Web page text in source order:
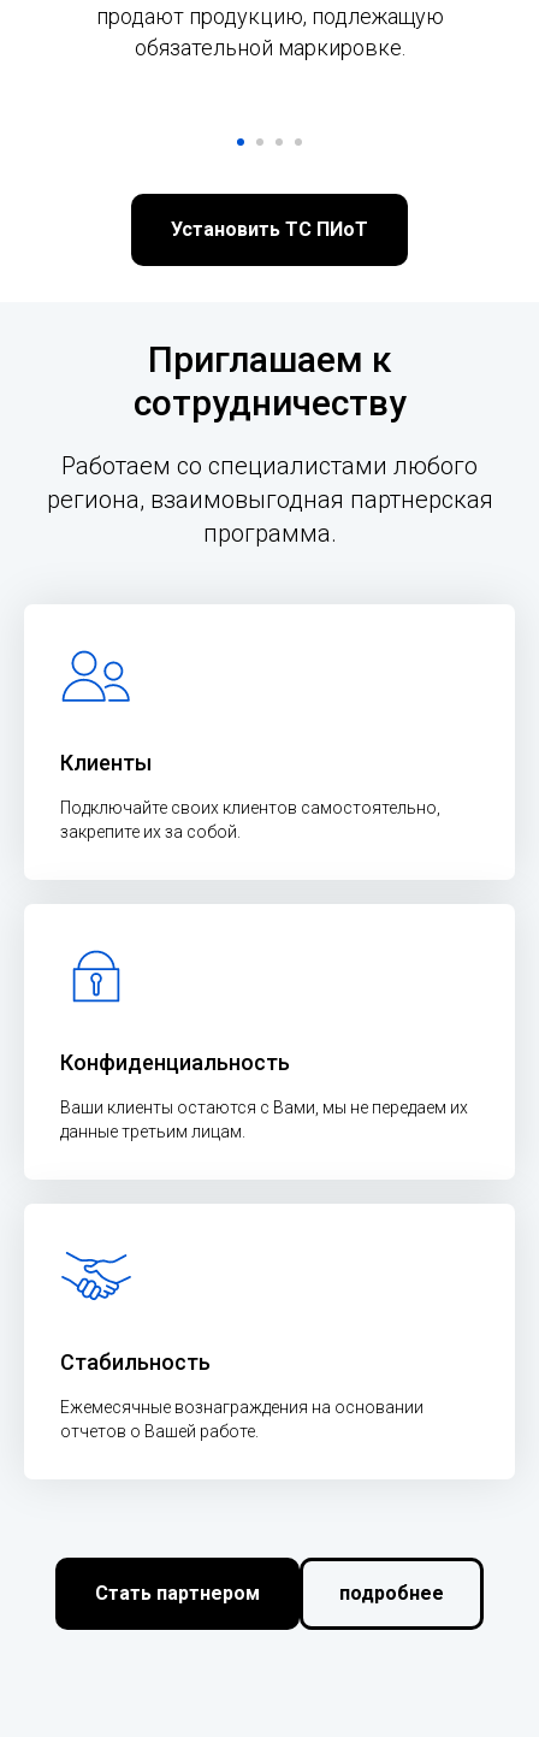
продают продукцию, подлежащую
обязательной маркировке.
Установить ТС ПИоТ
Приглашаем к
сотрудничеству
Работаем со специалистами любого
региона, взаимовыгодная партнерская
программа.
Клиенты
Подключайте своих клиентов самостоятельно,
закрепите их за собой.
Конфиденциальность
Ваши клиенты остаются с Вами, мы не передаем их
данные третьим лицам.
Стабильность
Ежемесячные вознаграждения на основании
отчетов о Вашей работе.
Стать партнером подробнее